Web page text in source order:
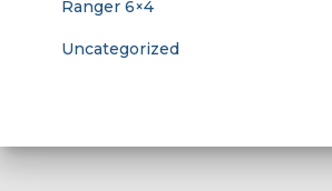
Ranger 6×4
Uncategorized